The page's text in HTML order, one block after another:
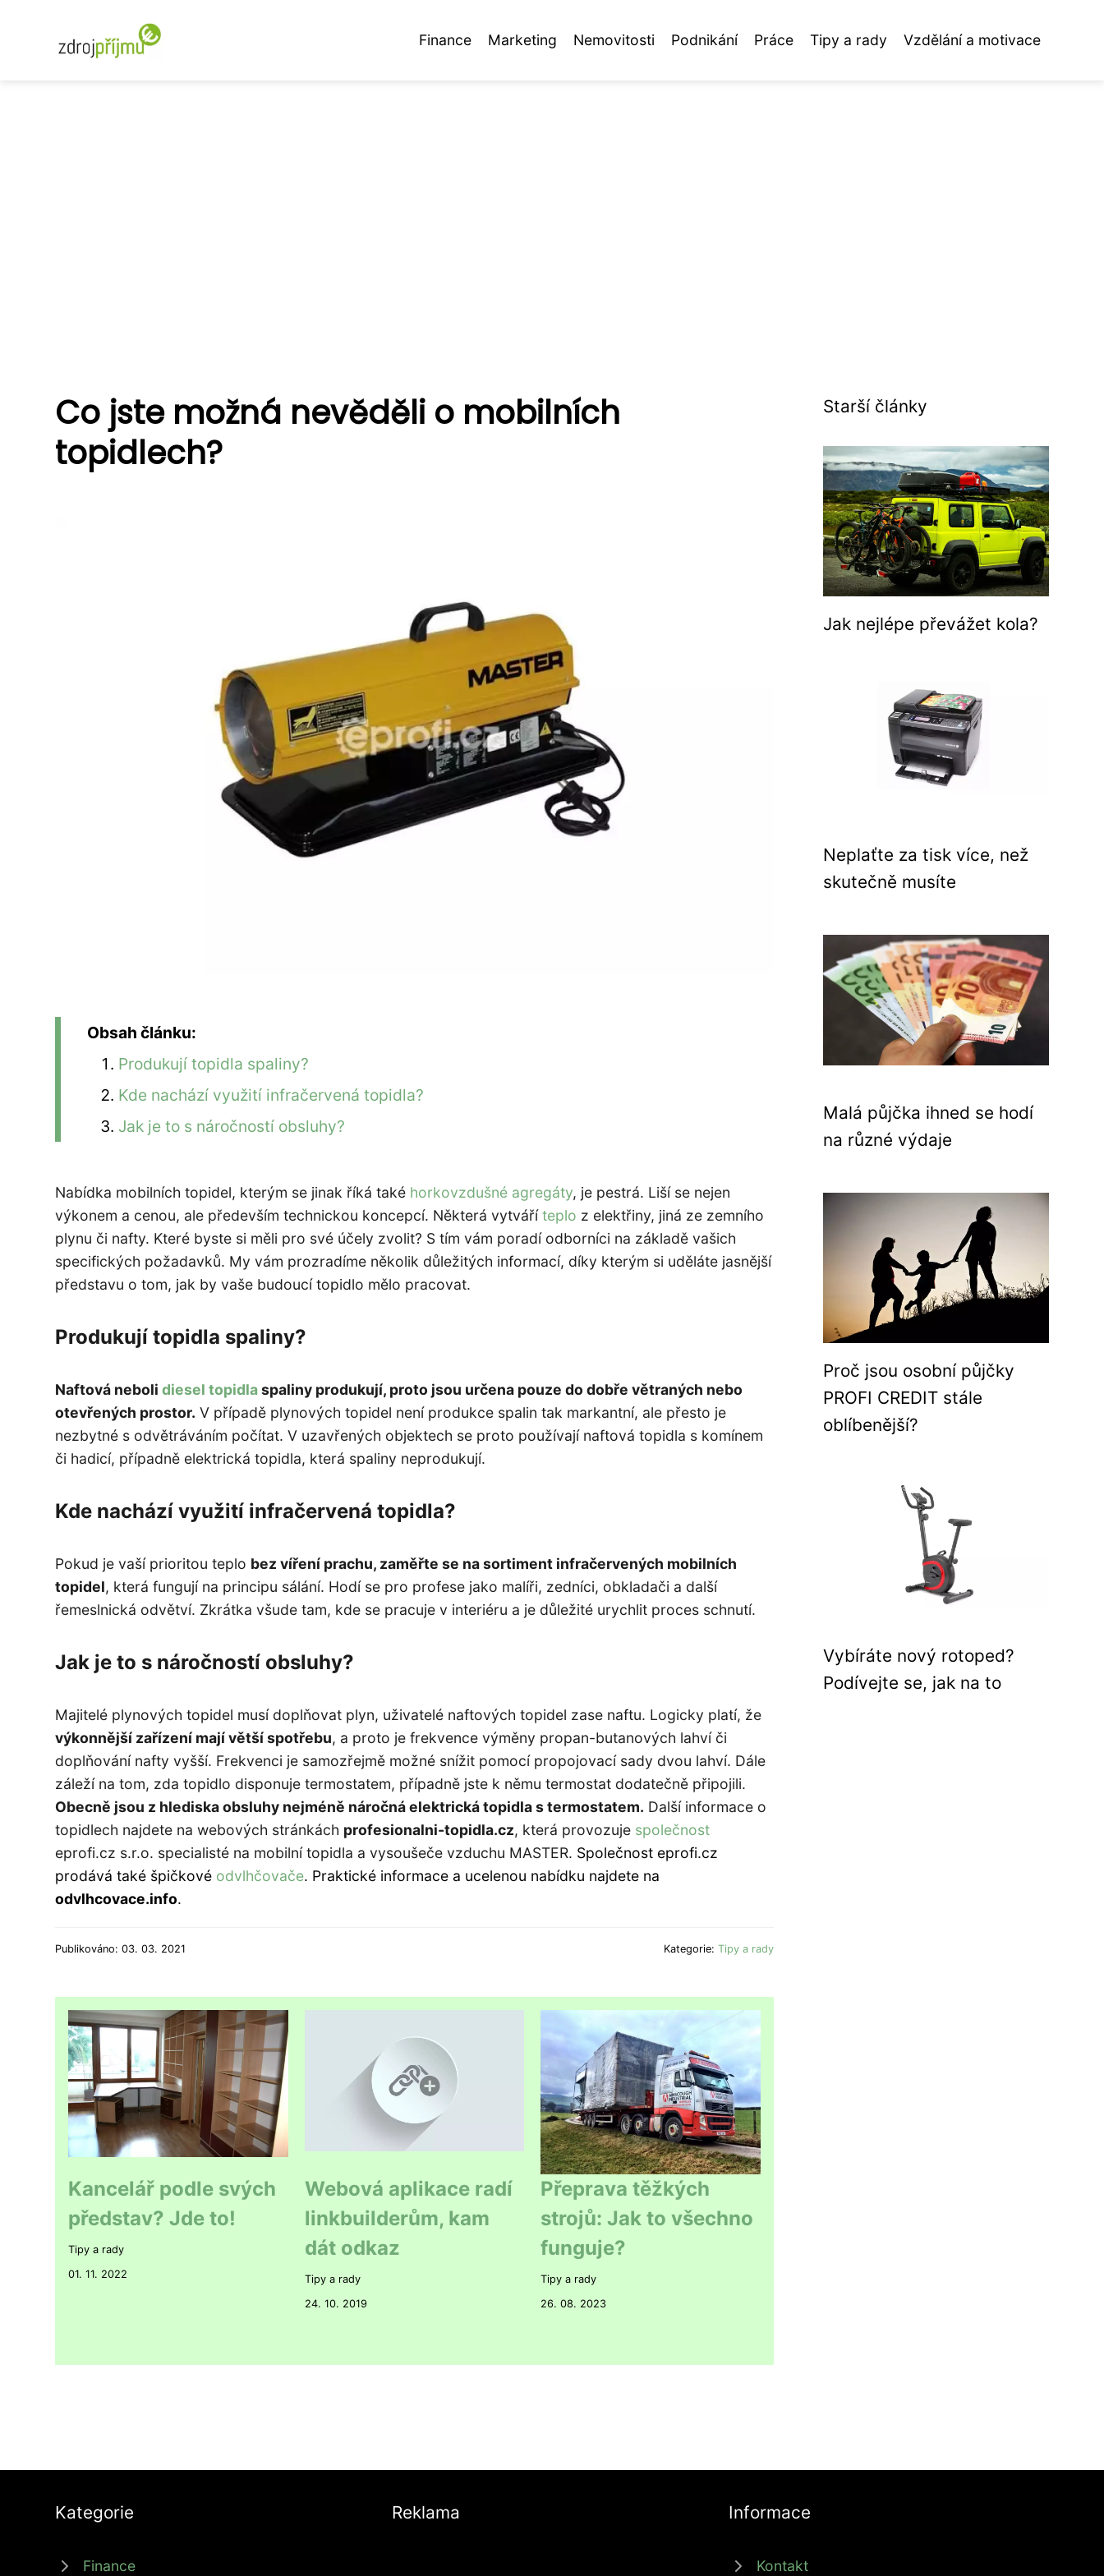
Finance Marketing Nemovitosti Podnikání Práce Tipy a rady Vzdělání a motivace
Co jste možná nevěděli o mobilních
topidlech?
Obsah článku:
Produkují topidla spaliny?
Kde nachází využití infračervená topidla?
Jak je to s náročností obsluhy?
Nabídka mobilních topidel, kterým se jinak říká také horkovzdušné agregáty, je pestrá. Liší se nejen
výkonem a cenou, ale především technickou koncepcí. Některá vytváříteplo z elektřiny, jiná ze zemního
plynu či nafty. Které byste si měli pro své účely zvolit? S tím vám poradí odborníci na základě vašich
specifických požadavků. My vám prozradíme několik důležitých informací, díky kterým si uděláte jasnější
představu o tom, jak by vaše budoucí topidlo mělo pracovat.
Produkují topidla spaliny?
Naftová neboli diesel topidlaspaliny produkují, proto jsou určena pouze do dobře větraných nebo
otevřených prostor. V případě plynových topidel není produkce spalin tak markantní, ale přesto je
nezbytné s odvětráváním počítat. V uzavřených objektech se proto používají naftová topidla s komínem
či hadicí, případně elektrická topidla, která spaliny neprodukují.
Kde nachází využití infračervená topidla?
Pokud je vaší prioritou teplo bez víření prachu, zaměřte se na sortiment infračervených mobilních
topidel, která fungují na principu sálání. Hodí se pro profese jako malíři, zedníci, obkladači a další
řemeslnická odvětví. Zkrátka všude tam, kde se pracuje v interiéru a je důležité urychlit proces schnutí.
Jak je to s náročností obsluhy?
Majitelé plynových topidel musí doplňovat plyn, uživatelé naftových topidel zase naftu. Logicky platí, že
výkonnější zařízení mají větší spotřebu, a proto je frekvence výměny propan-butanových lahví či
doplňování nafty vyšší. Frekvenci je samozřejmě možné snížit pomocí propojovací sady dvou lahví. Dále
záleží na tom, zda topidlo disponuje termostatem, případně jste k němu termostat dodatečně připojili.
Obecně jsou z hlediska obsluhy nejméně náročná elektrická topidla s termostatem. Další informace o
topidlech najdete na webových stránkách profesionalni-topidla.cz, která provozuje společnost
eprofi.cz s.r.o. specialisté na mobilní topidla a vysoušeče vzduchu MASTER. Společnost eprofi.cz
prodává také špičkové odvlhčovače. Praktické informace a ucelenou nabídku najdete na
odvlhcovace.info.
Publikováno: 03. 03. 2021 Kategorie: Tipy a rady
Kancelář podle svých
představ? Jde to!
Tipy a rady
01. 11. 2022
Webová aplikace radí
linkbuilderům, kam
dát odkaz
Tipy a rady
24. 10. 2019
Přeprava těžkých
strojů: Jak to všechno
funguje?
Tipy a rady
26. 08. 2023
Starší články
Jak nejlépe převážet kola?
Neplaťte za tisk více, než
skutečně musíte
Malá půjčka ihned se hodí
na různé výdaje
Proč jsou osobní půjčky
PROFI CREDIT stále
oblíbenější?
Vybíráte nový rotoped?
Podívejte se, jak na to
Kategorie
Finance
Reklama Informace
Kontakt